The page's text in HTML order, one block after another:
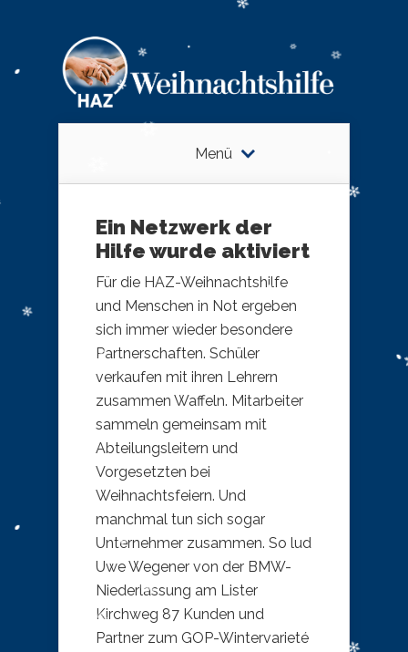
Menü
Ein Netzwerk der
Hilfe wurde aktiviert
Für die HAZ-Weihnachtshilfe
und Menschen in Not ergeben
sich immer wieder besondere
Partnerschaften. Schüler
verkaufen mit ihren Lehrern
zusammen Waffeln. Mitarbeiter
sammeln gemeinsam mit
Abteilungsleitern und
Vorgesetzten bei
Weihnachtsfeiern. Und
manchmal tun sich sogar
Unternehmer zusammen. So lud
Uwe Wegener von der BMW-
Niederlassung am Lister
Kirchweg 87 Kunden und
Partner zum GOP-Wintervarieté